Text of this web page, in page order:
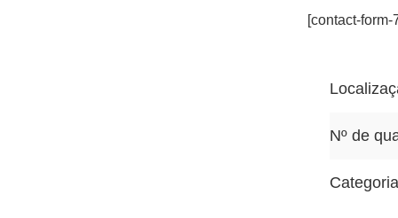
[contact-
Nº de
Categoria